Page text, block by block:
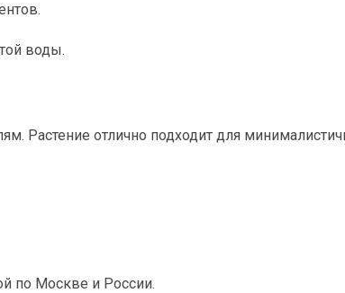
воды.
Растение отлично подходит для
по Москве и России.